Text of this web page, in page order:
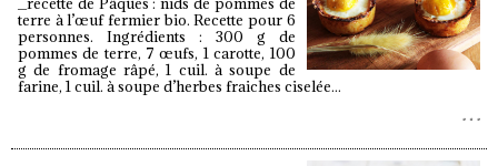
terre à l’œuf fermier bio. Recette pour 6
personnes. Ingrédients : 300 g de
pommes de terre, 7 œufs, 1 carotte, 100
g de fromage râpé, 1 cuil. à soupe de
farine, 1 cuil. à soupe d’herbes fraiches ciselée...